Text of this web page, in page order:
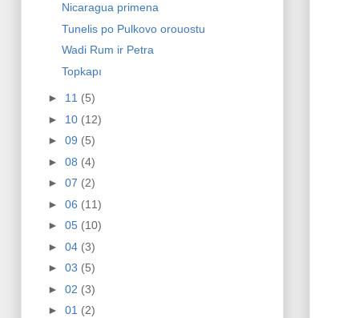
Nicaragua primena
Tunelis po Pulkovo orouostu
Wadi Rum ir Petra
Topkapı
► 11 (5)
► 10 (12)
► 09 (5)
► 08 (4)
► 07 (2)
► 06 (11)
► 05 (10)
► 04 (3)
► 03 (5)
► 02 (3)
► 01 (2)